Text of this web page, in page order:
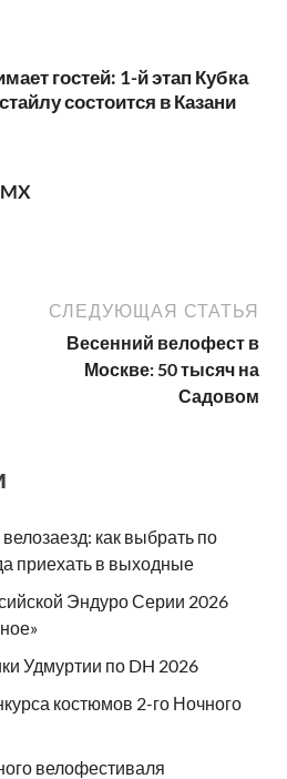
гостей: 1-й этап Кубка
состоится в Казани
СЛЕДУЮЩАЯ СТАТЬЯ
Весенний велофест в
Москве: 50 тысяч на
Садовом
как выбрать по
приехать в выходные
Эндуро Серии 2026
Удмуртии по DH 2026
костюмов 2-го Ночного
велофестиваля